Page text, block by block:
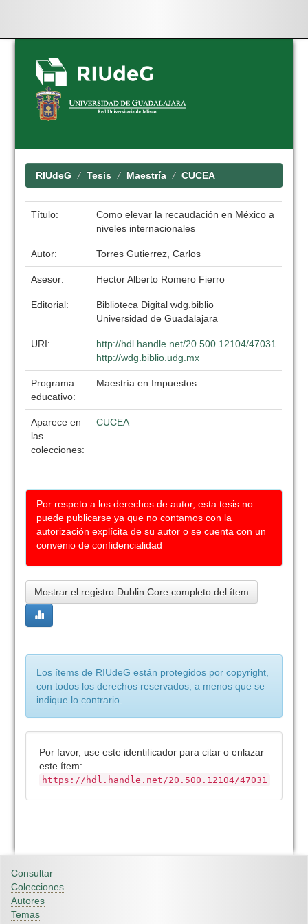
Skip
navigation
RIUdeG Tesis Maestría CUCEA
Título:
Como elevar la recaudación en México a
niveles internacionales
Autor: Torres Gutierrez, Carlos
Asesor: Hector Alberto Romero Fierro
Editorial:
Biblioteca Digital wdg.biblio
Universidad de Guadalajara
URI:
http://hdl.handle.net/20.500.12104/47031
http://wdg.biblio.udg.mx
Programa
educativo:
Maestría en Impuestos
Aparece en
las
colecciones:
CUCEA
Por respeto a los derechos de autor, esta tesis no
puede publicarse ya que no contamos con la
autorización explícita de su autor o se cuenta con un
convenio de confidencialidad
Mostrar el registro Dublin Core completo del ítem
Los ítems de RIUdeG están protegidos por copyright,
con todos los derechos reservados, a menos que se
indique lo contrario.
Por favor, use este identificador para citar o enlazar
este ítem:
https://hdl.handle.net/20.500.12104/47031
Consultar
Colecciones
Autores
Temas